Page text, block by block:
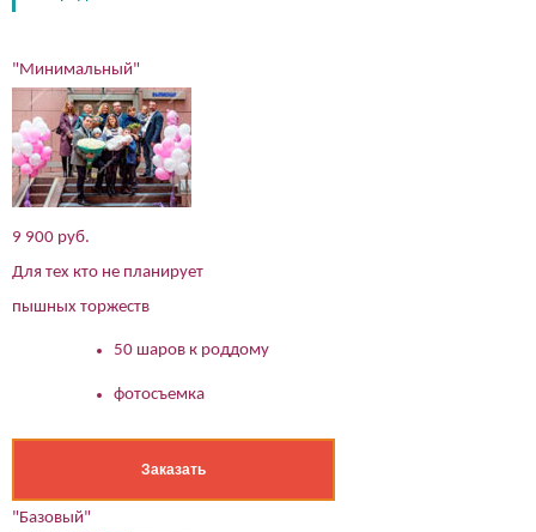
"Минимальный"
9 900 руб.
Для тех кто не планирует
пышных торжеств
50 шаров к роддому
фотосъемка
Заказать
"Базовый"